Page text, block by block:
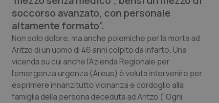
Basilicata
Calabria
Campania
Emilia-Romagna
Artrite & artrosi
Asma & BPCO
Car-T
Colesterolo & coronaropatie
soccorso avanzato, con personale
altamente formato”.
Non solo dolore, ma anche polemiche per la morta ad
Aritzo di un uomo di 46 anni colpito da infarto. Una
vicenda su cui anche l’Azienda Regionale per
l’emergenza urgenza (Areus) è voluta intervenire per
esprimere innanzitutto vicinanza e cordoglio alla
famiglia della persona deceduta ad Aritzo (“Ogni